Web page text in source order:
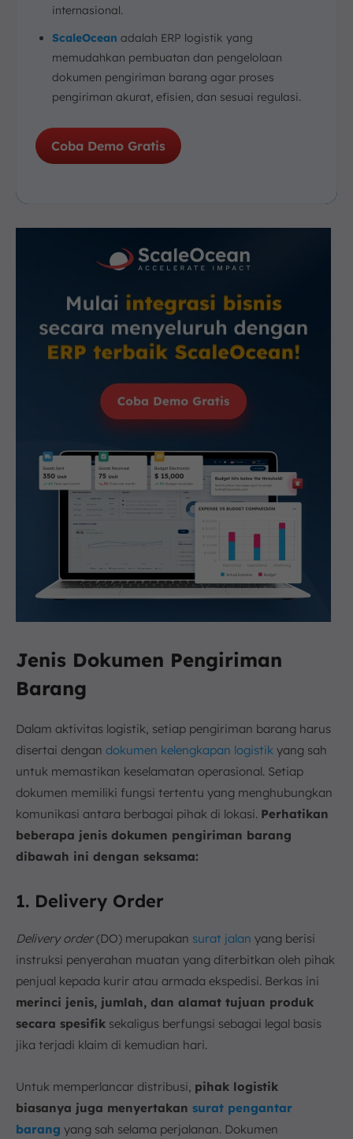
internasional.
ScaleOcean adalah ERP logistik yang
memudahkan pembuatan dan pengelolaan
dokumen pengiriman barang agar proses
pengiriman akurat, efisien, dan sesuai regulasi.
Coba Demo Gratis
Jenis Dokumen Pengiriman
Barang
Dalam aktivitas logistik, setiap pengiriman barang harus
disertai dengan dokumen kelengkapan logistik yang sah
untuk memastikan keselamatan operasional. Setiap
dokumen memiliki fungsi tertentu yang menghubungkan
komunikasi antara berbagai pihak di lokasi. Perhatikan
beberapa jenis dokumen pengiriman barang
dibawah ini dengan seksama:
1. Delivery Order
Delivery order(DO) merupakan surat jalan yang berisi
instruksi penyerahan muatan yang diterbitkan oleh pihak
penjual kepada kurir atau armada ekspedisi. Berkas ini
merinci jenis, jumlah, dan alamat tujuan produk
secara spesifik sekaligus berfungsi sebagai legal basis
jika terjadi klaim di kemudian hari.
Untuk memperlancar distribusi, pihak logistik
biasanya juga menyertakan surat pengantar
barang yang sah selama perjalanan. Dokumen